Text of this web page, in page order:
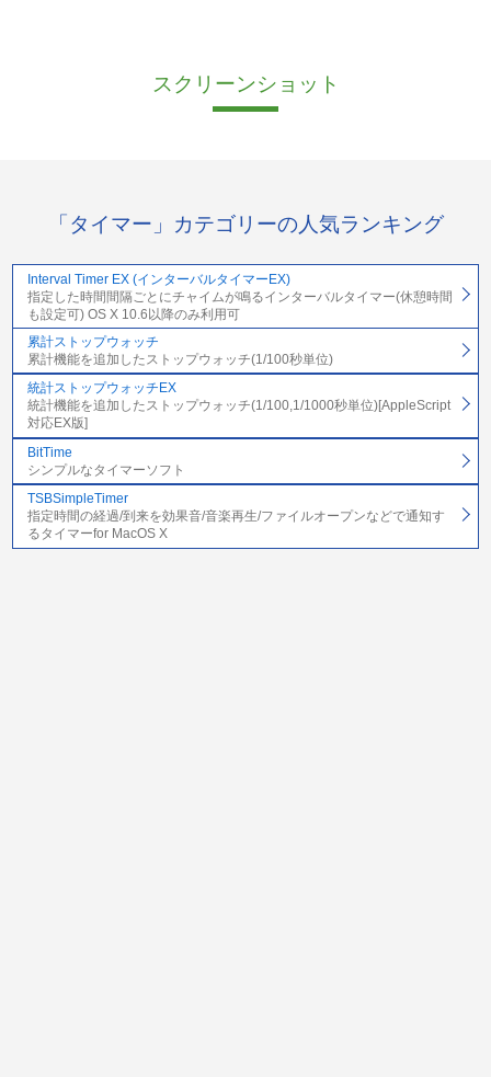
スクリーンショット
「タイマー」カテゴリーの人気ランキング
Interval Timer EX (インターバルタイマーEX)
指定した時間間隔ごとにチャイムが鳴るインターバルタイマー(休憩時間
も設定可) OS X 10.6以降のみ利用可
累計ストップウォッチ
累計機能を追加したストップウォッチ(1/100秒単位)
統計ストップウォッチEX
統計機能を追加したストップウォッチ(1/100,1/1000秒単位)[AppleScript
対応EX版]
BitTime
シンプルなタイマーソフト
TSBSimpleTimer
指定時間の経過/到来を効果音/音楽再生/ファイルオープンなどで通知す
るタイマーfor MacOS X